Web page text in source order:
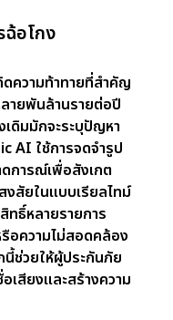
วอย่างเช่น ผู้ขับขี่ที่
รขับขี่ของพวกเขา
ได้ว่านโยบายมีความ
ที่คล่องตัว
านที่ต้องใช้เวลามาก
อย่างกว้างขวางและ
จะทำให้เวิร์กโฟลว์
รวจสอบการอ้างสิทธิ์